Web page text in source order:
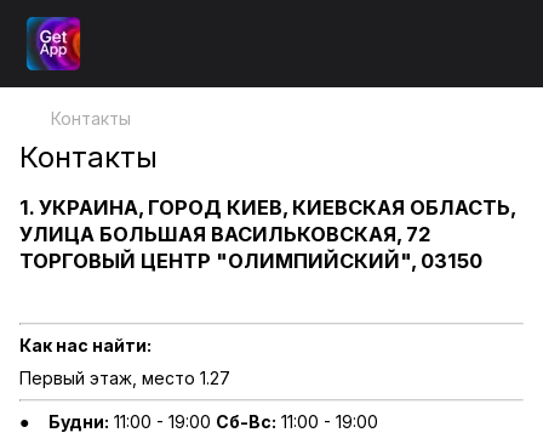
Контакты
Контакты
1. УКРАИНА, ГОРОД КИЕВ, КИЕВСКАЯ ОБЛАСТЬ,
УЛИЦА БОЛЬШАЯ ВАСИЛЬКОВСКАЯ, 72
ТОРГОВЫЙ ЦЕНТР "ОЛИМПИЙСКИЙ", 03150
Как нас найти:
Первый этаж, место 1.27
Будни: 11:00 - 19:00 Сб-Вс: 11:00 - 19:00